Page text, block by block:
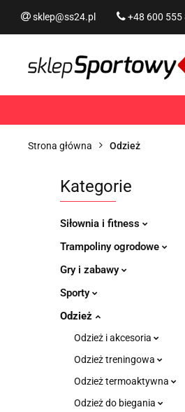
sklep@ss24.pl +48 600 555
Strona główna Odzież
Kategorie
Siłownia i fitness
Trampoliny ogrodowe
Gry i zabawy
Sporty
Odzież
Odzież i akcesoria
Odzież treningowa
Odzież termoaktywna
Odzież do biegania